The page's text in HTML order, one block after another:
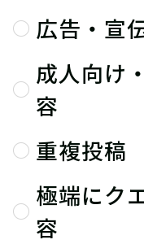
広告・宣
成人向け
容
重複投稿
極端にク
容